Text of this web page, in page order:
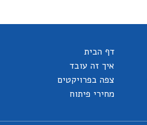
דף הבית
איך זה עובד
צפה בפרויקטים
מחירי פיתוח